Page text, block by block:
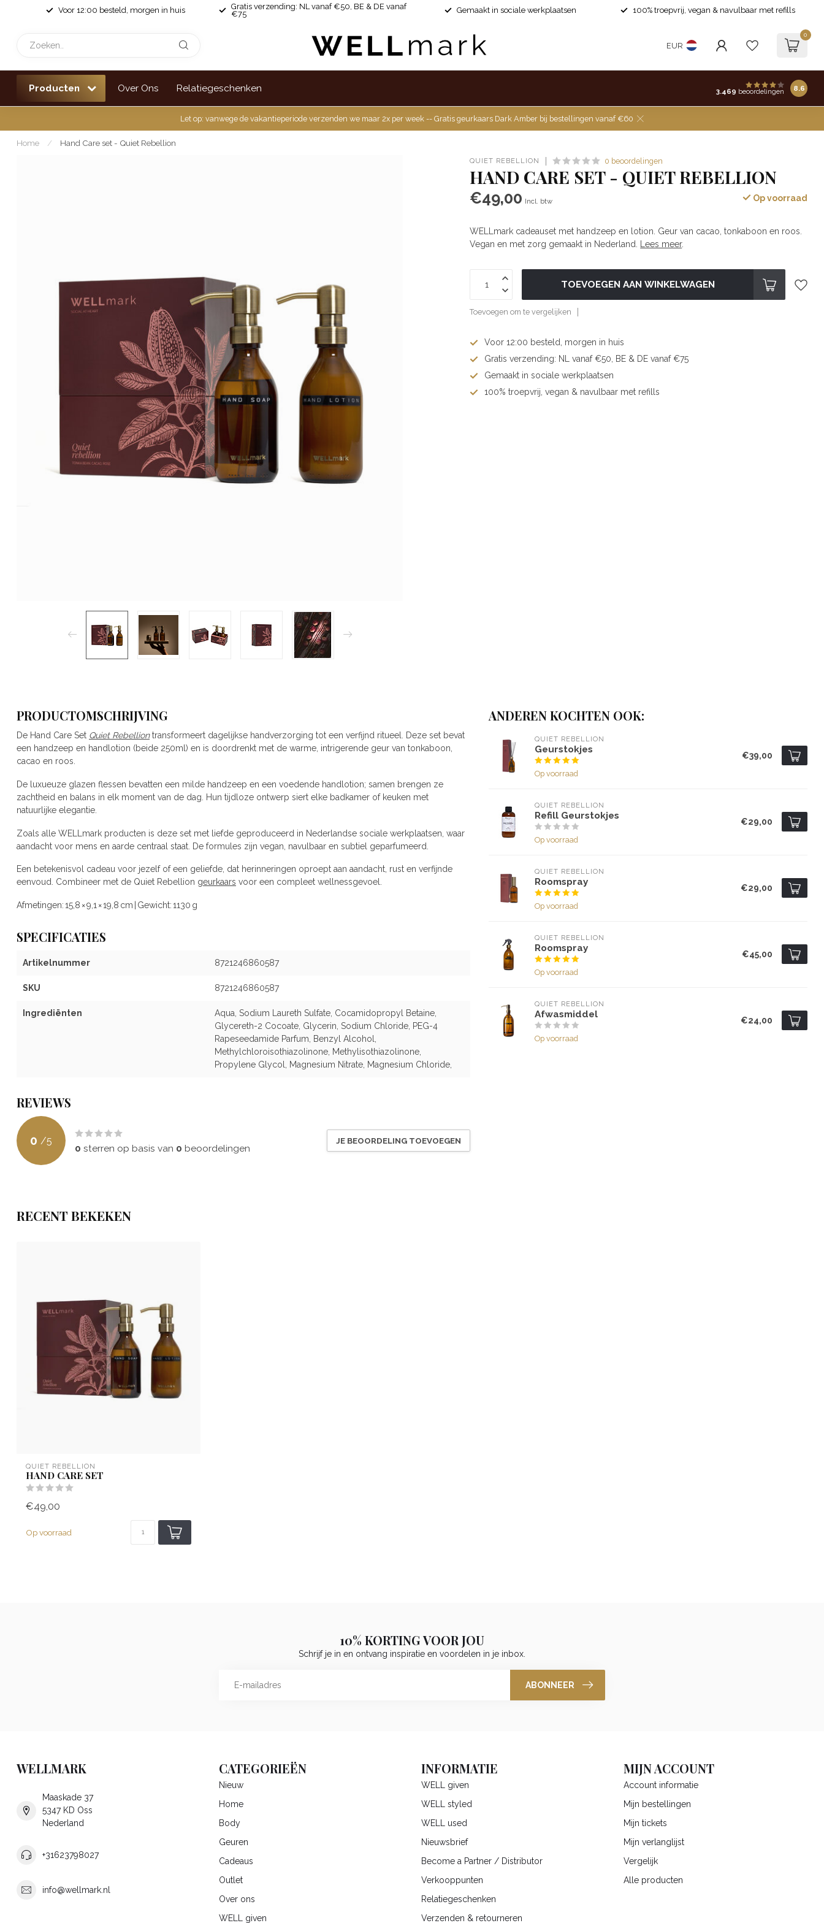
Voor 12:00 besteld, morgen in huis
Gratis verzending: NL vanaf €50, BE & DE vanaf
€75
Gemaakt in sociale werkplaatsen 100% troepvrij, vegan & navulbaar met refills
EUR
0
Producten Over Ons Relatiegeschenken 3.469 beoordelingen 8.6
Let op: vanwege de vakantieperiode verzenden we maar 2x per week -- Gratis geurkaars Dark Amber bij bestellingen vanaf €60
Home / Hand Care set - Quiet Rebellion
QUIET REBELLION 0 beoordelingen
HAND CARE SET - QUIET REBELLION
€49,00 Incl. btw Op voorraad
WELLmark cadeauset met handzeep en lotion. Geur van cacao, tonkaboon en roos.
Vegan en met zorg gemaakt in Nederland.
Lees meer.
TOEVOEGEN AAN WINKELWAGEN
Toevoegen om te vergelijken
Voor 12:00 besteld, morgen in huis
Gratis verzending: NL vanaf €50, BE & DE vanaf €75
Gemaakt in sociale werkplaatsen
100% troepvrij, vegan & navulbaar met refills
PRODUCTOMSCHRIJVING
De Hand Care Set Quiet Rebelliontransformeert dagelijkse handverzorging tot een verfijnd ritueel. Deze set bevat
een handzeep en handlotion (beide 250ml) en is doordrenkt met de warme, intrigerende geur van tonkaboon,
cacao en roos.
De luxueuze glazen flessen bevatten een milde handzeep en een voedende handlotion; samen brengen ze
zachtheid en balans in elk moment van de dag. Hun tijdloze ontwerp siert elke badkamer of keuken met
natuurlijke elegantie.
Zoals alle WELLmark producten is deze set met liefde geproduceerd in Nederlandse sociale werkplaatsen, waar
aandacht voor mens en aarde centraal staat. De formules zijn vegan, navulbaar en subtiel geparfumeerd.
Een betekenisvol cadeau voor jezelf of een geliefde, dat herinneringen oproept aan aandacht, rust en verfijnde
eenvoud. Combineer met de Quiet Rebellion geurkaars voor een compleet wellnessgevoel.
Afmetingen:15,8 × 9,1 × 19,8 cm | Gewicht: 1130 g
SPECIFICATIES
Artikelnummer 8721246860587
SKU 8721246860587
Ingrediënten
Aqua, Sodium Laureth Sulfate, Cocamidopropyl Betaine,
Glycereth-2 Cocoate, Glycerin, Sodium Chloride, PEG-4
Rapeseedamide Parfum, Benzyl Alcohol,
Methylchloroisothiazolinone, Methylisothiazolinone,
Propylene Glycol, Magnesium Nitrate, Magnesium Chloride,
REVIEWS
0 /5
0 sterren op basis van 0 beoordelingen
JE BEOORDELING TOEVOEGEN
ANDEREN KOCHTEN OOK:
QUIET REBELLION
Geurstokjes
Op voorraad
€39,00
QUIET REBELLION
Refill Geurstokjes
Op voorraad
€29,00
QUIET REBELLION
Roomspray
Op voorraad
€29,00
QUIET REBELLION
Roomspray
Op voorraad
€45,00
QUIET REBELLION
Afwasmiddel
Op voorraad
€24,00
RECENT BEKEKEN
QUIET REBELLION
HAND CARE SET
€49,00
Op voorraad
10% KORTING VOOR JOU
Schrijf je in en ontvang inspiratie en voordelen in je inbox.
ABONNEER
WELLMARK
Maaskade 37
5347 KD Oss
Nederland
+31623798027
info@wellmark.nl
CATEGORIEËN
Nieuw
Home
Body
Geuren
Cadeaus
Outlet
Over ons
WELL given
INFORMATIE
WELL given
WELL styled
WELL used
Nieuwsbrief
Become a Partner / Distributor
Verkooppunten
Relatiegeschenken
Verzenden & retourneren
MIJN ACCOUNT
Account informatie
Mijn bestellingen
Mijn tickets
Mijn verlanglijst
Vergelijk
Alle producten